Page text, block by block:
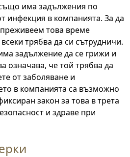
има задължения по
инфекция в компанията. За да
това време
трябва да си сътрудничи.
задължение да се грижи и
означава, че той трябва да
от заболяване и
в компанията са възможно
закон за това в трета
и здраве при